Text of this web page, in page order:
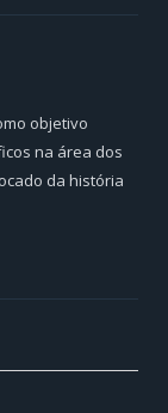
objetivo
na área dos
da história